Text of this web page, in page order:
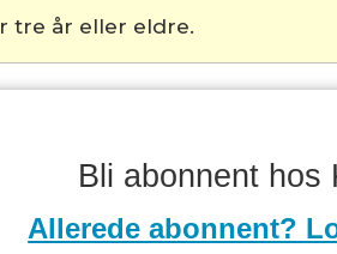
tre år eller eldre.
Bli abonnent hos
Allerede abonnent?